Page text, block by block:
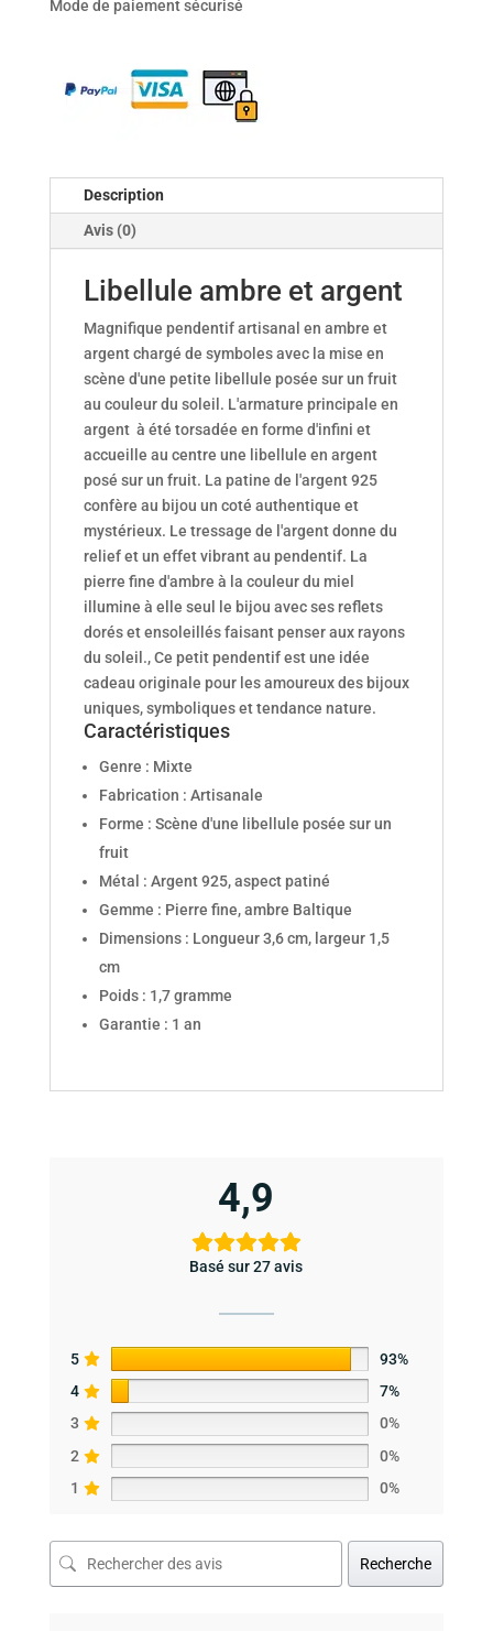
et
Mode de paiement sécurisé
Description
Avis (0)
Libellule ambre et argent
Magnifique pendentif artisanal en ambre et
argent chargé de symboles avec la mise en
scène d'une petite libellule posée sur un fruit
au couleur du soleil. L'armature principale en
argent à été torsadée en forme d'infini et
accueille au centre une libellule en argent
posé sur un fruit. La patine de l'argent 925
confère au bijou un coté authentique et
mystérieux. Le tressage de l'argent donne du
relief et un effet vibrant au pendentif. La
pierre fine d'ambre à la couleur du miel
illumine à elle seul le bijou avec ses reflets
dorés et ensoleillés faisant penser aux rayons
du soleil., Ce petit pendentif est une idée
cadeau originale pour les amoureux des bijoux
uniques, symboliques et tendance nature.
Caractéristiques
Genre : Mixte
Fabrication : Artisanale
Forme : Scène d'une libellule posée sur un
fruit
Métal : Argent 925, aspect patiné
Gemme : Pierre fine, ambre Baltique
Dimensions : Longueur 3,6 cm, largeur 1,5
cm
Poids : 1,7 gramme
Garantie : 1 an
4,9
Basé sur 27 avis
5
93%
4
7%
3
0%
2
0%
1
0%
Recherche